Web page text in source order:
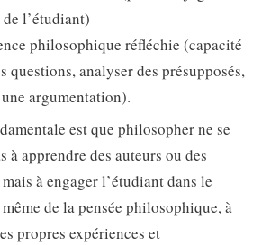
l’étudiant)
philosophique réfléchie (capacité
questions, analyser des présupposés,
argumentation).
est que philosopher ne se
à apprendre des auteurs ou des
à engager l’étudiant dans le
de la pensée philosophique, à
propres expériences et